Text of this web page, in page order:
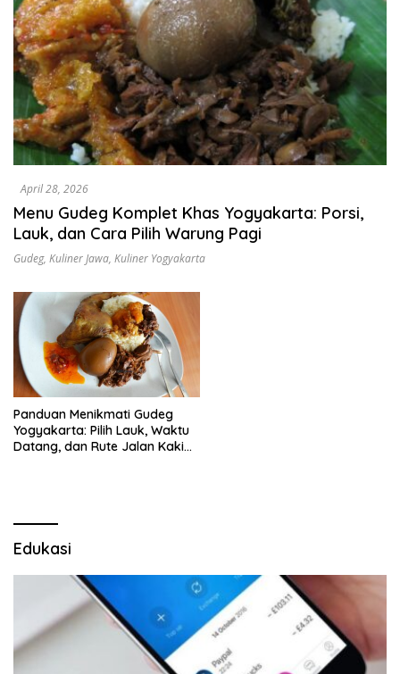
April 28, 2026
Menu Gudeg Komplet Khas Yogyakarta: Porsi,
Lauk, dan Cara Pilih Warung Pagi
Gudeg, Kuliner Jawa, Kuliner Yogyakarta
Panduan Menikmati Gudeg
Yogyakarta: Pilih Lauk, Waktu
Datang, dan Rute Jalan Kaki
Edukasi